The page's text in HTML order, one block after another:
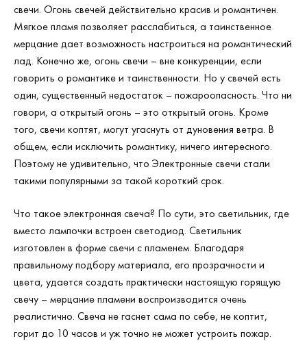
свечи. Огонь свечей действительно красив и романтичен.
Мягкое пламя позволяет расслабиться, а таинственное
мерцание дает возможность настроиться на романтический
лад. Конечно же, огонь свечи – вне конкуренции, если
говорить о романтике и таинственности. Но у свечей есть
один, существенный недостаток – пожароопасность. Что ни
говори, а открытый огонь – это открытый огонь. Кроме
того, свечи коптят, могут угаснуть от дуновения ветра. В
общем, если исключить романтику, ничего интересного.
Поэтому не удивительно, что Электронные свечи стали
такими популярными за такой короткий срок.
Что такое электронная свеча? По сути, это светильник, где
вместо лампочки встроен светодиод. Светильник
изготовлен в форме свечи с пламенем. Благодаря
правильному подбору материала, его прозрачности и
цвета, удается создать практически настоящую горящую
свечу – мерцание пламени воспроизводится очень
реалистично. Свеча не гаснет сама по себе, не коптит,
горит до 10 часов и уж точно не может устроить пожар.